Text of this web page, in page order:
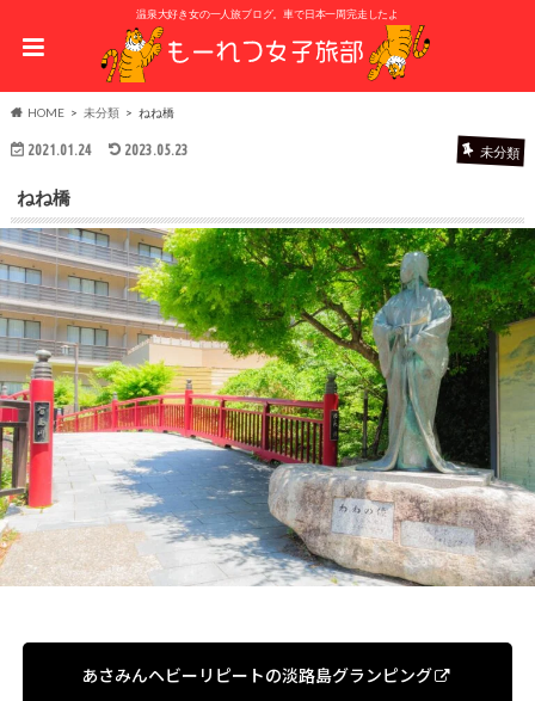
温泉大好き女の一人旅ブログ。車で日本一周完走したよ
HOME 未分類 ねね橋
2021.01.24 2023.05.23 未分類
ねね橋
あさみんヘビーリピートの淡路島グランピング